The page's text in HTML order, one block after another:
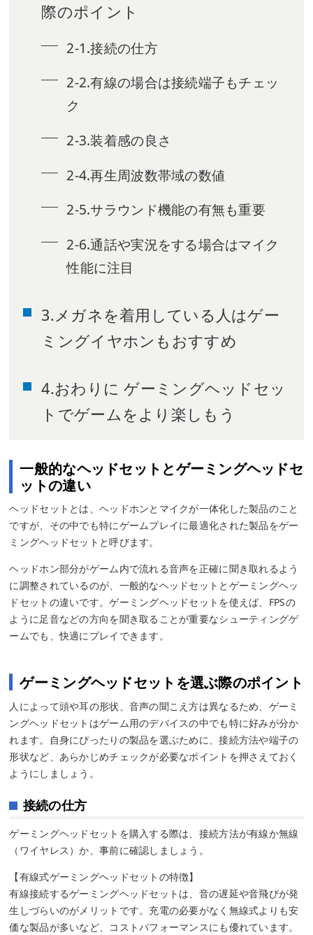
際のポイント
2-1.接続の仕方
2-2.有線の場合は接続端子もチェッ
ク
2-3.装着感の良さ
2-4.再生周波数帯域の数値
2-5.サラウンド機能の有無も重要
2-6.通話や実況をする場合はマイク
性能に注目
3.メガネを着用している人はゲー
ミングイヤホンもおすすめ
4.おわりに ゲーミングヘッドセッ
トでゲームをより楽しもう
一般的なヘッドセットとゲーミングヘッドセ
ットの違い
ヘッドセットとは、ヘッドホンとマイクが一体化した製品のこと
ですが、その中でも特にゲームプレイに最適化された製品をゲー
ミングヘッドセットと呼びます。
ヘッドホン部分がゲーム内で流れる音声を正確に聞き取れるよう
に調整されているのが、一般的なヘッドセットとゲーミングヘッ
ドセットの違いです。ゲーミングヘッドセットを使えば、FPSの
ように足音などの方向を聞き取ることが重要なシューティングゲ
ームでも、快適にプレイできます。
ゲーミングヘッドセットを選ぶ際のポイント
人によって頭や耳の形状、音声の聞こえ方は異なるため、ゲーミ
ングヘッドセットはゲーム用のデバイスの中でも特に好みが分か
れます。自身にぴったりの製品を選ぶために、接続方法や端子の
形状など、あらかじめチェックが必要なポイントを押さえておく
ようにしましょう。
接続の仕方
ゲーミングヘッドセットを購入する際は、接続方法が有線か無線
（ワイヤレス）か、事前に確認しましょう。
【有線式ゲーミングヘッドセットの特徴】
有線接続するゲーミングヘッドセットは、音の遅延や音飛びが発
生しづらいのがメリットです。充電の必要がなく無線式よりも安
価な製品が多いなど、コストパフォーマンスにも優れています。